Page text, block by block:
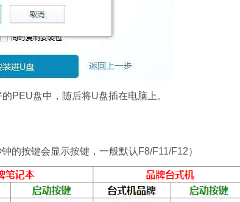
PEU盘中，随后将U盘插在电脑上。
的按键会显示按键，一般默认F8/F11/F12）